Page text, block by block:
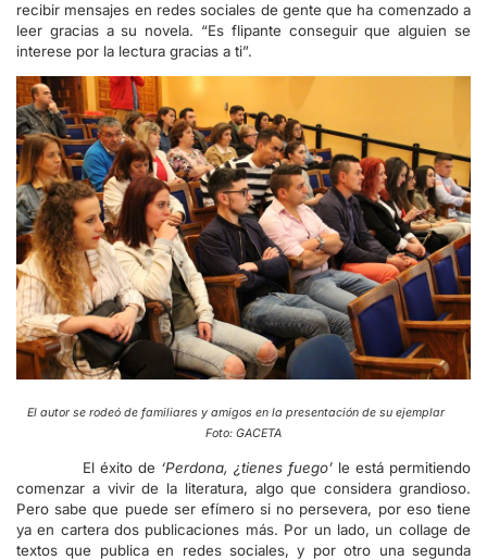
recibir mensajes en redes sociales de gente que ha comenzado a
leer gracias a su novela. “Es flipante conseguir que alguien se
interese por la lectura gracias a ti”.
El autor se rodeó de familiares y amigos en la presentación de su ejemplar
Foto: GACETA
El éxito de ‘Perdona, ¿tienes fuego’le está permitiendo
comenzar a vivir de la literatura, algo que considera grandioso.
Pero sabe que puede ser efímero si no persevera, por eso tiene
ya en cartera dos publicaciones más. Por un lado, un collage de
textos que publica en redes sociales, y por otro una segunda